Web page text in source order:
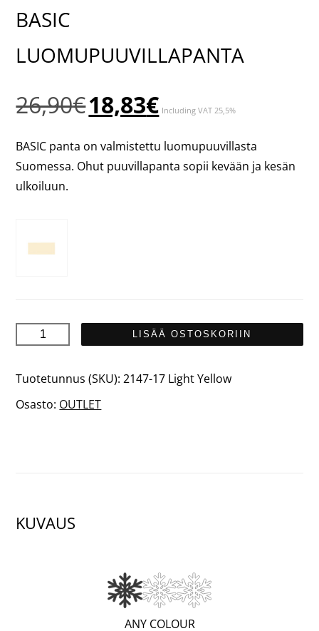
BASIC
LUOMUPUUVILLAPANTA
26,90€ Alkuperäinen
hinta
26,90€.
18,83€hinta
18,83€.
Including VAT 25,5%
BASIC panta on valmistettu luomupuuvillasta
Suomessa. Ohut puuvillapanta sopii kevään ja kesän
ulkoiluun.
BASIC
määrä
LISÄÄ OSTOSKORIIN
Tuotetunnus (SKU):2147-17 Light Yellow
Osasto: OUTLET
KUVAUS
ANY COLOUR(WARM;